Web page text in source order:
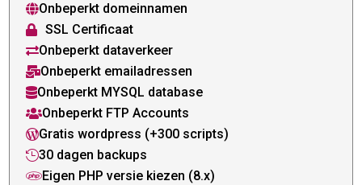
Onbeperkt domeinnamen
 SSL Certificaat
Onbeperkt dataverkeer
Onbeperkt emailadressen
Onbeperkt MYSQL database
Onbeperkt FTP Accounts
Gratis wordpress (+300 scripts)
30 dagen backups
Eigen PHP versie kiezen (8.x)